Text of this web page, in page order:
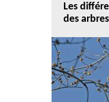
Les
des arbres